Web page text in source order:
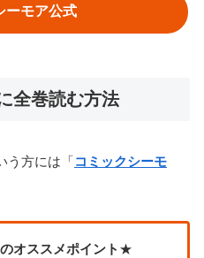
ーモア公式
全巻読む方法
う方には「コミックシーモ
オススメポイント ★